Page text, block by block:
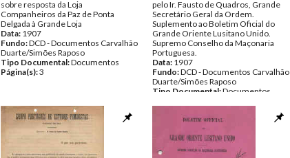
sobre resposta da Loja
Companheiros da Paz de Ponta
Delgada à Grande Loja
Data: 1907
Fundo:DCD - Documentos Carvalhão
Duarte/Simões Raposo
Tipo Documental:Documentos
Página(s):3
pelo Ir. Fausto de Quadros, Grande
Secretário Geral da Ordem.
Suplemento ao Boletim Oficial do
Grande Oriente Lusitano Unido.
Supremo Conselho da Maçonaria
Portuguesa.
Data: 1907
Fundo:DCD - Documentos Carvalhão
Duarte/Simões Raposo
Tipo Documental:Documentos